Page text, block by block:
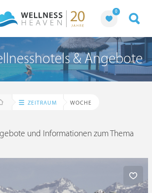
0
& Angebote
ZEITRAUM WOCHE
und Informationen zum Thema